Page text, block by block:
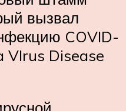
вызвал
COVID-
VIrus Disease